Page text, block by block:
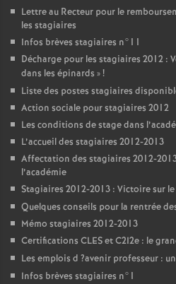
Lettre au Recteur pour le
les stagiaires
Infos brèves stagiaires n°11
Décharge pour les stagiaires 2012 :
dans les épinards »!
Liste des postes stagiaires
Action sociale pour stagiaires 2012
Les conditions de stage dans
L’accueil des stagiaires 2012-2013
Affectation des stagiaires 2012-
l’académie
Stagiaires 2012-2013 : Victoire sur le
Quelques conseils pour la rentrée
Mémo stagiaires 2012-2013
Certifications CLESet C2I2e : le
Les emplois d ?avenir professeur :
Infos brèves stagiaires n°1